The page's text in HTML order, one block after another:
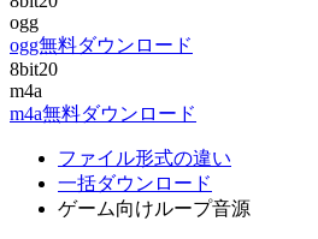
ogg
ogg無料ダウンロード
8bit20
m4a
m4a無料ダウンロード
ファイル形式の違い
一括ダウンロード
ゲーム向けループ音源